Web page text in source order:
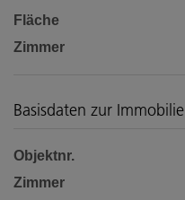
Fläche
Zimmer
Basisdaten zur Immobilie
Objektnr.
Zimmer